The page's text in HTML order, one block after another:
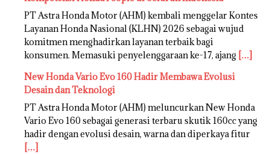
PT Astra Honda Motor (AHM) kembali menggelar Kontes
Layanan Honda Nasional (KLHN) 2026 sebagai wujud
komitmen menghadirkan layanan terbaik bagi
konsumen. Memasuki penyelenggaraan ke-17, ajang […]
New Honda Vario Evo 160 Hadir Membawa Evolusi
Desain dan Teknologi
PT Astra Honda Motor (AHM) meluncurkan New Honda
Vario Evo 160 sebagai generasi terbaru skutik 160cc yang
hadir dengan evolusi desain, warna dan diperkaya fitur
[…]